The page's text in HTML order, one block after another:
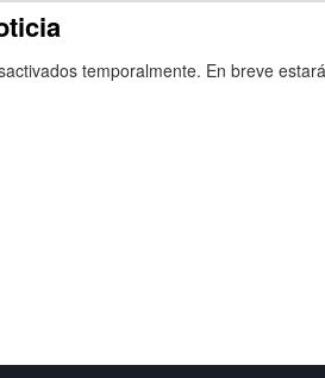
temporalmente. En breve